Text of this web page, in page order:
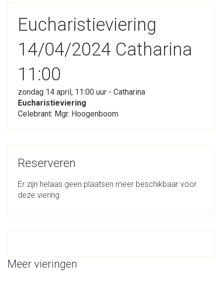
Eucharistieviering
14/04/2024 Catharina
11:00
zondag 14 april, 11:00 uur - Catharina
Eucharistieviering
Celebrant: Mgr. Hoogenboom
Reserveren
Er zijn helaas geen plaatsen meer beschikbaar voor
deze viering
Meer vieringen